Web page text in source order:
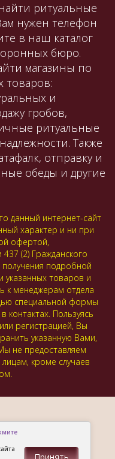
ритуальные
нужен телефон
в наш каталог
бюро.
магазины по
товаров:
и
гробов,
ритуальные
Также
отправку и
обеды и другие
данный интернет-сайт
характер и ни при
офертой,
(2) Гражданского
получения подробной
товаров и
к менеджерам отдела
специальной формы
контактах. Пользуясь
регистрацией, Вы
указанную Вами,
не предоставляем
кроме случаев